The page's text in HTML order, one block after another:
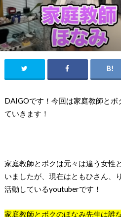
DAIGOです！今回は家庭教師と
ていきます！
家庭教師とボクは元々は違う女性
いましたが、現在はともひさん、
活動しているyoutuberです！
家庭教師とボクのほなみ先生は誰